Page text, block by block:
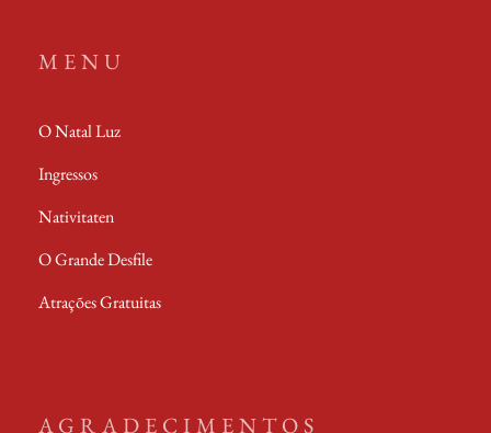
MENU
O Natal Luz
Ingressos
Nativitaten
O Grande Desfile
Atrações Gratuitas
AGRADECIMENTOS